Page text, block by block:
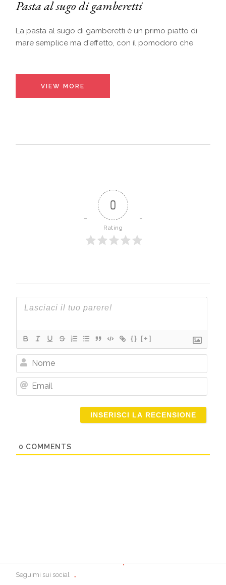
Pasta al sugo di gamberetti
La pasta al sugo di gamberetti è un primo piatto di
mare semplice ma d'effetto, con il pomodoro che
VIEW MORE
0
Rating
{} [+]
Nome
0 COMMENTS
Seguimi sui social